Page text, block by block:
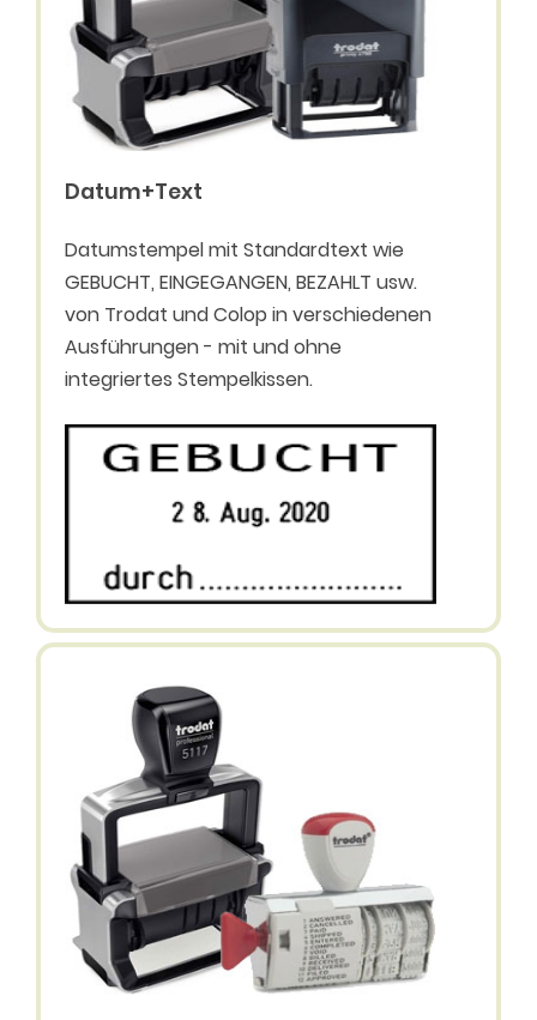
Datum+Text
Datumstempel mit Standardtext wie
GEBUCHT, EINGEGANGEN, BEZAHLT usw.
von Trodat und Colop in verschiedenen
Ausführungen - mit und ohne
integriertes Stempelkissen.